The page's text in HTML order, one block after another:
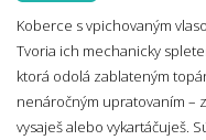
Koberce s vpichovaným
Tvoria ich mechanicky
ktorá odolá zablateným
nenáročným upratovaním –
vysaješ alebo vykartáčuješ.